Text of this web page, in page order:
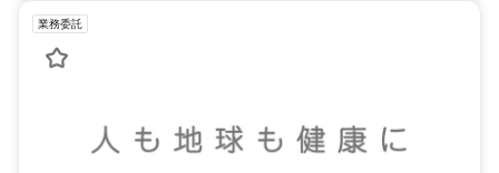
業務委託